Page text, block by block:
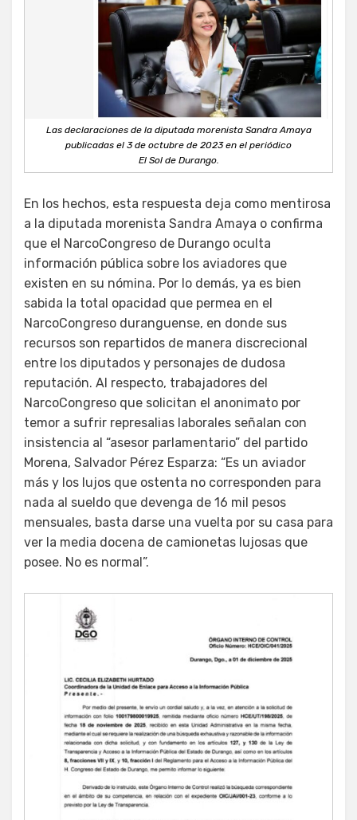
Las declaraciones de la diputada morenista Sandra Amaya
publicadas el 3 de octubre de 2023 en el periódico
El Sol de Durango.
En los hechos, esta respuesta deja como mentirosa
a la diputada morenista Sandra Amaya o confirma
que el NarcoCongreso de Durango oculta
información pública sobre los aviadores que
existen en su nómina. Por lo demás, ya es bien
sabida la total opacidad que permea en el
NarcoCongreso duranguense, en donde sus
recursos son repartidos de manera discrecional
entre los diputados y personajes de dudosa
reputación. Al respecto, trabajadores del
NarcoCongreso que solicitan el anonimato por
temor a sufrir represalias laborales señalan con
insistencia al “asesor parlamentario” del partido
Morena, Salvador Pérez Esparza: “Es un aviador
más y los lujos que ostenta no corresponden para
nada al sueldo que devenga de 16 mil pesos
mensuales, basta darse una vuelta por su casa para
ver la media docena de camionetas lujosas que
posee. No es normal”.